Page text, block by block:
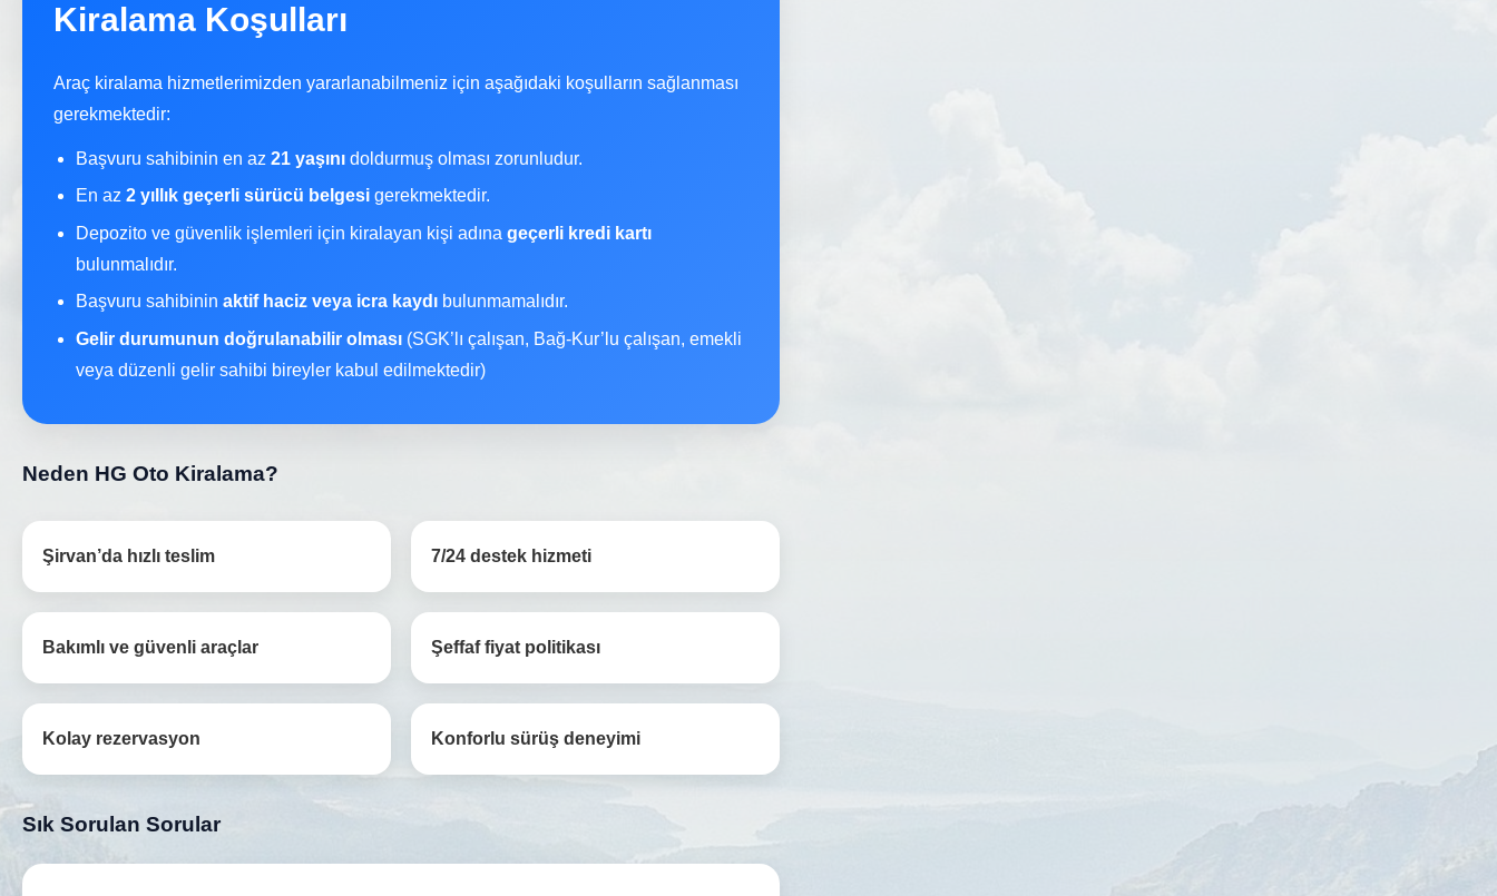
Kiralama Koşulları
Araç kiralama hizmetlerimizden yararlanabilmeniz için aşağıdaki koşulların sağlanması
gerekmektedir:
Başvuru sahibinin en az 21 yaşını doldurmuş olması zorunludur.
En az 2 yıllık geçerli sürücü belgesi gerekmektedir.
Depozito ve güvenlik işlemleri için kiralayan kişi adına geçerli kredi kartı
bulunmalıdır.
Başvuru sahibinin aktif haciz veya icra kaydı bulunmamalıdır.
Gelir durumunun doğrulanabilir olması (SGK’lı çalışan, Bağ-Kur’lu çalışan, emekli
veya düzenli gelir sahibi bireyler kabul edilmektedir)
Neden HG Oto Kiralama?
Şirvan’da hızlı teslim 7/24 destek hizmeti
Bakımlı ve güvenli araçlar Şeffaf fiyat politikası
Kolay rezervasyon Konforlu sürüş deneyimi
Sık Sorulan Sorular